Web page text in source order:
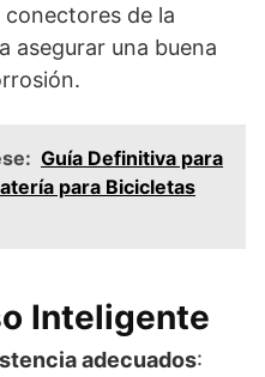
de la
asegurar una buena
Guía Definitiva para
para Bicicletas
Inteligente
adecuados: